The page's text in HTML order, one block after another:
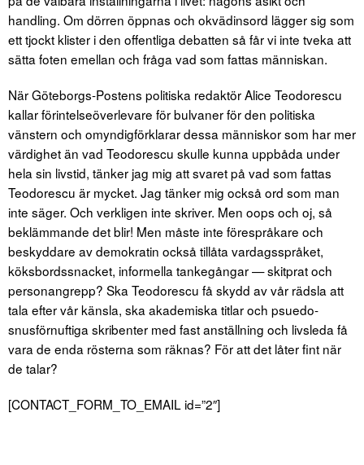
handling. Om dörren öppnas och okvädinsord lägger sig som
ett tjockt klister i den offentliga debatten så får vi inte tveka att
sätta foten emellan och fråga vad som fattas människan.
När Göteborgs-Postens politiska redaktör Alice Teodorescu
kallar förintelseöverlevare för bulvaner för den politiska
vänstern och omyndigförklarar dessa människor som har mer
värdighet än vad Teodorescu skulle kunna uppbåda under
hela sin livstid, tänker jag mig att svaret på vad som fattas
Teodorescu är mycket. Jag tänker mig också ord som man
inte säger. Och verkligen inte skriver. Men oops och oj, så
beklämmande det blir! Men måste inte förespråkare och
beskyddare av demokratin också tillåta vardagsspråket,
köksbordssnacket, informella tankegångar — skitprat och
personangrepp? Ska Teodorescu få skydd av vår rädsla att
tala efter vår känsla, ska akademiska titlar och psuedo-
snusförnuftiga skribenter med fast anställning och livsleda få
vara de enda rösterna som räknas? För att det låter fint när
de talar?
[CONTACT_FORM_TO_EMAIL id=”2″]